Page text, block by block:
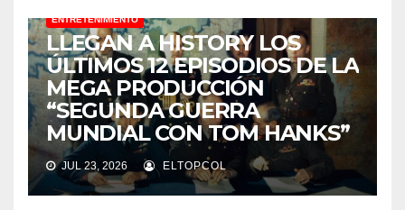
ENTRETENIMIENTO
LLEGAN A HISTORY LOS
ÚLTIMOS 12 EPISODIOS DE LA
MEGA PRODUCCIÓN
“SEGUNDA GUERRA
MUNDIAL CON TOM HANKS”
JUL 23, 2026 ELTOPCOL